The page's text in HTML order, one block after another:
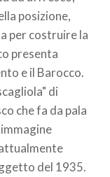
posizione,
per costruire la
presenta
e il Barocco.
di
che fa da pala
del 1935.